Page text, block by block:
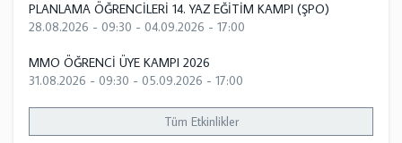
PLANLAMA ÖĞRENCİLERİ 14. YAZ EĞİTİM KAMPI (ŞPO)
28.08.2026 - 09:30 - 04.09.2026 - 17:00
MMO ÖĞRENCİ ÜYE KAMPI 2026
31.08.2026 - 09:30 - 05.09.2026 - 17:00
Tüm Etkinlikler